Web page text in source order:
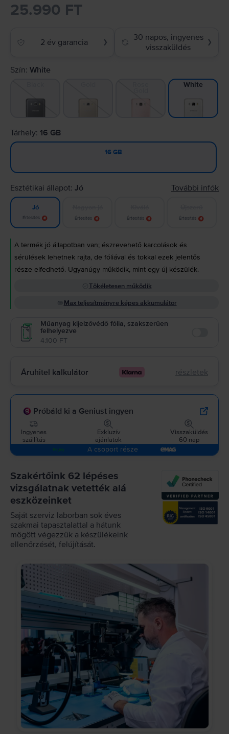
25.990 FT
2 év garancia ❯
30 napos, ingyenes
visszaküldés
❯
Szín: White
White
Tárhely: 16 GB
16 GB
Esztétikai állapot: Jó További infók
Jó
Értesítés Értesítés Értesítés Értesítés
A termék jó állapotban van; észrevehető karcolások és
sérülések lehetnek rajta, de fóliával és tokkal ezek jelentős
része elfedhető. Ugyanúgy működik, mint egy új készülék.
Tökéletesen működik
Max teljesítményre képes akkumulátor
Műanyag kijelzővédő fólia, szakszerűen
felhelyezve
4.100 FT
Áruhitel kalkulátor részletek
Próbáld ki a Geniust ingyen
Ingyenes
szállítás
Exkluzív
ajánlatok
Visszaküldés
60 nap
A csoport része
Szakértőink 62 lépéses
vizsgálatnak vetették alá
eszközeinket
Saját szerviz laborban sok éves
szakmai tapasztalattal a hátunk
mögött végezzük a készülékeink
ellenőrzését, felújítását.